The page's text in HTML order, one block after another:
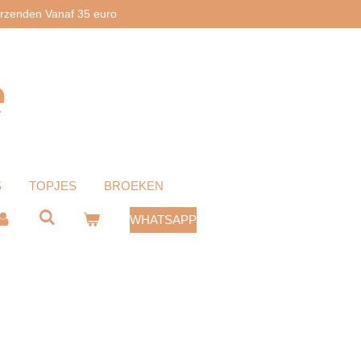
Vanaf 35 euro
TOPJES BROEKEN
WHATSAPP